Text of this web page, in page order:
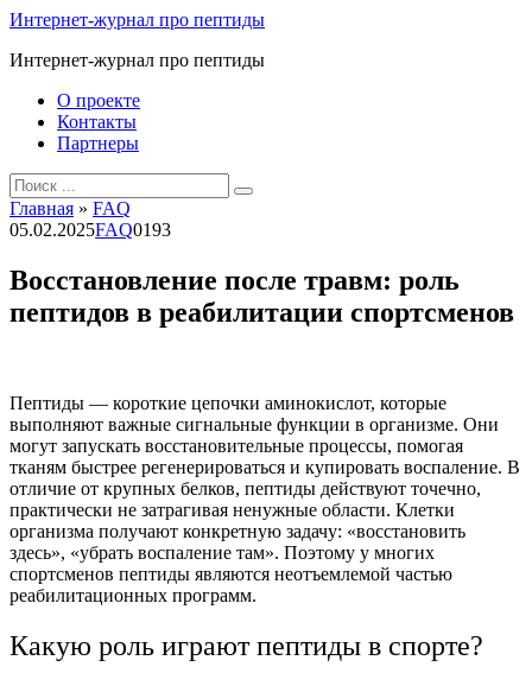
Перейти
контенту
Интернет-журнал про пептиды
Интернет-журнал про пептиды
О проекте
Контакты
Партнеры
Search
for:
Главная » FAQ
05.02.2025FAQ0193
Восстановление после травм: роль
пептидов в реабилитации спортсменов
Пептиды — короткие цепочки аминокислот, которые
выполняют важные сигнальные функции в организме. Они
могут запускать восстановительные процессы, помогая
тканям быстрее регенерироваться и купировать воспаление. В
отличие от крупных белков, пептиды действуют точечно,
практически не затрагивая ненужные области. Клетки
организма получают конкретную задачу: «восстановить
здесь», «убрать воспаление там». Поэтому у многих
спортсменов пептиды являются неотъемлемой частью
реабилитационных программ.
Какую роль играют пептиды в спорте?